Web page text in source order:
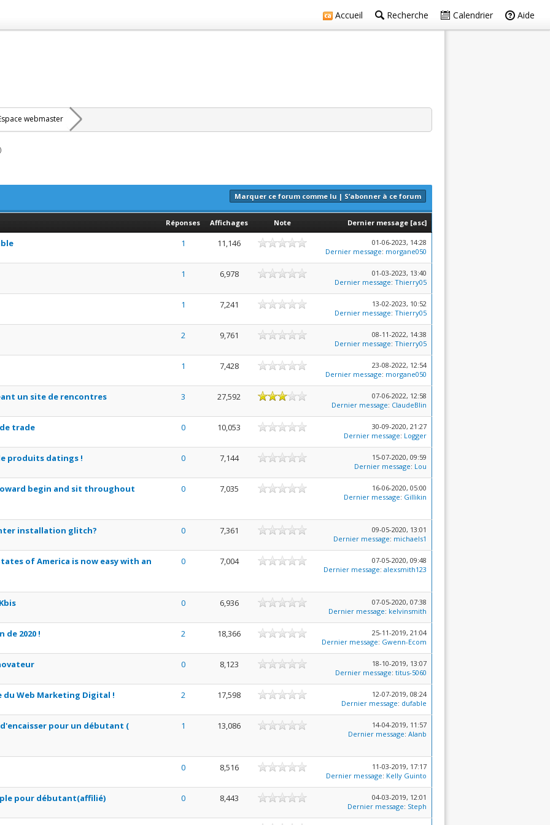
Accueil Recherche Calendrier Aide
webmaster
Marquer ce forum comme lu | S’abonner à ce forum
Réponses Affichages Note Dernier message [asc]
1 11,146
01-06-2023, 14:28
Dernier message: morgane050
1 6,978
01-03-2023, 13:40
Dernier message: Thierry05
1 7,241
13-02-2023, 10:52
Dernier message: Thierry05
2 9,761
08-11-2022, 14:38
Dernier message: Thierry05
1 7,428
23-08-2022, 12:54
Dernier message: morgane050
un site de rencontres 3 27,592
07-06-2022, 12:58
Dernier message: ClaudeBlin
trade 0 10,053
30-09-2020, 21:27
Dernier message: Logger
produits datings ! 0 7,144
15-07-2020, 09:59
Dernier message: Lou
begin and sit throughout
0 7,035
16-06-2020, 05:00
Dernier message: Gillikin
installation glitch? 0 7,361
09-05-2020, 13:01
Dernier message: michaels1
of America is now easy with an
0 7,004
07-05-2020, 09:48
Dernier message: alexsmith123
0 6,936
07-05-2020, 07:38
Dernier message: kelvinsmith
de 2020 ! 2 18,366
25-11-2019, 21:04
Dernier message: Gwenn-Ecom
0 8,123
18-10-2019, 13:07
Dernier message: titus-5060
Web Marketing Digital ! 2 17,598
12-07-2019, 08:24
Dernier message: dufable
pour un débutant (
1 13,086
14-04-2019, 11:57
Dernier message: Alanb
0 8,516
11-03-2019, 17:17
Dernier message: Kelly Guinto
pour débutant(affilié) 0 8,443
04-03-2019, 12:01
Dernier message: Steph